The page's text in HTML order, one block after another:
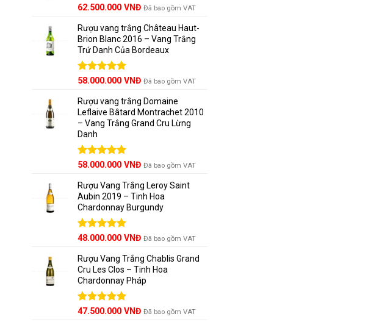
Giá
là:
65.000.000 VNĐ.
62.500.000 VNĐGiá
tại
là:
62.500.000 VNĐ.
Đã bao gồm VAT
Rượu vang trắng Château Haut-
Brion Blanc 2016 – Vang Trắng
Trứ Danh Của Bordeaux
Được xếp
5 sao
58.000.000 VNĐ Đã bao gồm VAT
Rượu vang trắng Domaine
Leflaive Bâtard Montrachet 2010
– Vang Trắng Grand Cru Lừng
Danh
Được xếp
5 sao
58.000.000 VNĐ Đã bao gồm VAT
Rượu Vang Trắng Leroy Saint
Aubin 2019 – Tinh Hoa
Chardonnay Burgundy
Được xếp
5 sao
48.000.000 VNĐ Đã bao gồm VAT
Rượu Vang Trắng Chablis Grand
Cru Les Clos – Tinh Hoa
Chardonnay Pháp
Được xếp
47.500.000 VNĐ Đã bao gồm VAT